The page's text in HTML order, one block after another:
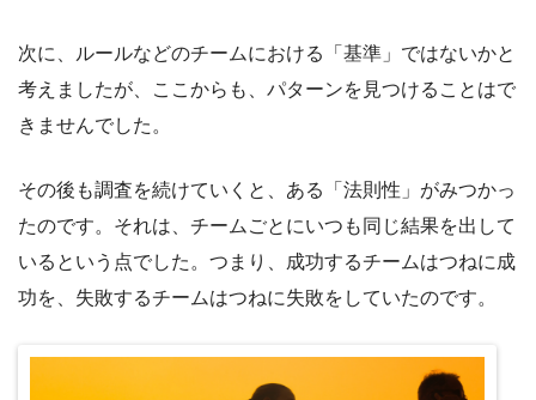
次に、ルールなどのチームにおける「基準」ではないかと
考えましたが、ここからも、パターンを見つけることはで
きませんでした。
その後も調査を続けていくと、ある「法則性」がみつかっ
たのです。それは、チームごとにいつも同じ結果を出して
いるという点でした。つまり、成功するチームはつねに成
功を、失敗するチームはつねに失敗をしていたのです。